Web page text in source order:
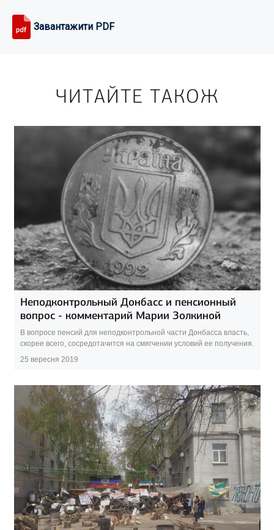
Завантажити PDF
ЧИТАЙТЕ ТАКОЖ
Неподконтрольный Донбасс и пенсионный
вопрос - комментарий Марии Золкиной
В вопросе пенсий для неподконтрольной части Донбасса власть,
скорее всего, сосредотачится на смягчении условий ее получения.
25 вересня 2019